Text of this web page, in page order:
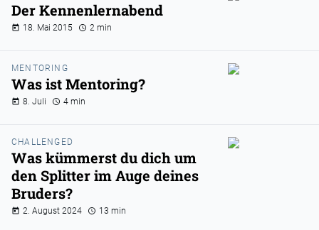
Der Kennenlernabend
18. Mai 2015 2 min
MENTORING
Was ist Mentoring?
8. Juli 4 min
CHALLENGED
Was kümmerst du dich um
den Splitter im Auge deines
Bruders?
2. August 2024 13 min